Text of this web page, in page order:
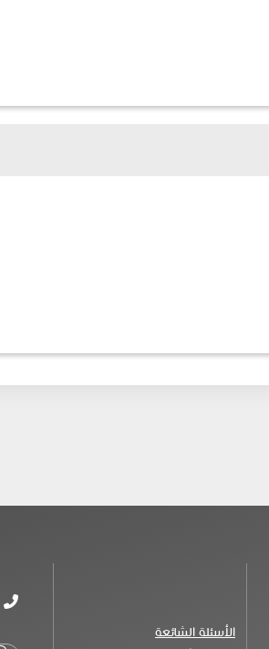
الأسئلة الشائعة